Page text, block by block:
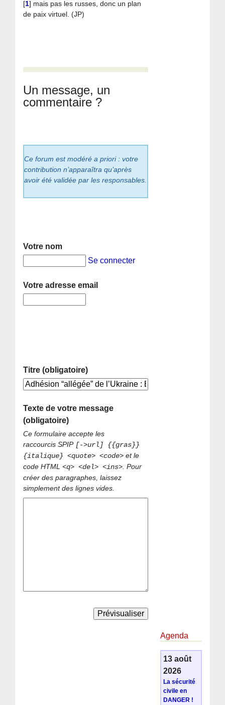
[1] mais pas les russes, donc un plan
de paix virtuel. (JP)
Un message, un
commentaire ?
Ce forum est modéré a priori : votre
contribution n’apparaîtra qu’après
avoir été validée par les responsables.
Votre nom
Se connecter
Votre adresse email
Titre (obligatoire)
Texte de votre message
(obligatoire)
Ce formulaire accepte les
raccourcis SPIP [->url] {{gras}}
{italique} <quote> <code> et le
code HTML<q> <del> <ins>. Pour
créer des paragraphes, laissez
simplement des lignes vides.
Agenda
13 août
2026
La sécurité
civile en
DANGER !